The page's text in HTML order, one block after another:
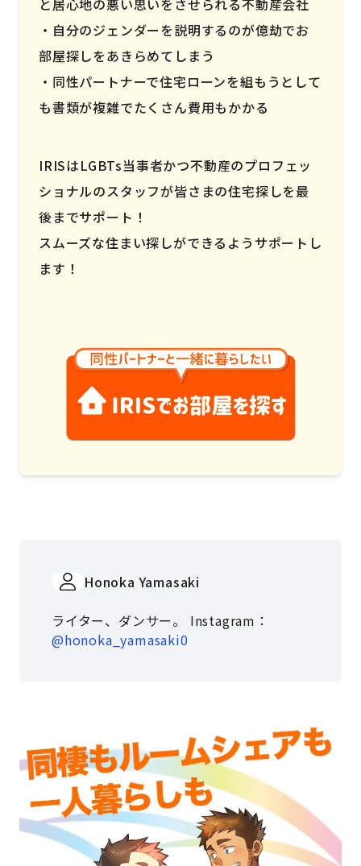
と居心地の悪い思いをさせられる不動産会社
自分のジェンダーを説明するのが億劫でお
部屋探しをあきらめてしまう
同性パートナーで住宅ローンを組もうとして
も書類が複雑でたくさん費用もかかる
IRISはLGBTs当事者かつ不動産のプロフェッ
ショナルのスタッフが皆さまの住宅探しを最
後までサポート！
スムーズな住まい探しができるようサポートし
ます！
Honoka Yamasaki
ライター、ダンサー。 Instagram：
@honoka_yamasaki0